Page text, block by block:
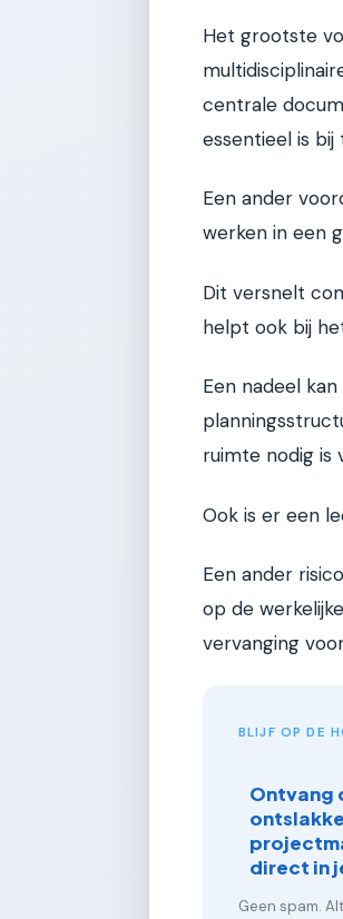
Het grootste
centrale
essentieel is
Een ander
werken in een
Dit versnelt
helpt ook bij
Een nadeel
ruimte nodig is
Ook is er een
Een ander
op de
vervanging
BLIJF OP DE
Ontvang
direct in
Geen spam.